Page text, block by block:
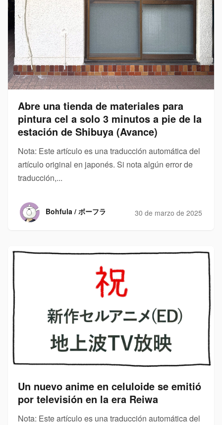
Abre una tienda de materiales para
pintura cel a solo 3 minutos a pie de la
estación de Shibuya (Avance)
Nota: Este artículo es una traducción automática del
artículo original en japonés. Si nota algún error de
traducción,...
Bohfula / ボーフラ 30 de marzo de 2025
Un nuevo anime en celuloide se emitió
por televisión en la era Reiwa
Nota: Este artículo es una traducción automática del